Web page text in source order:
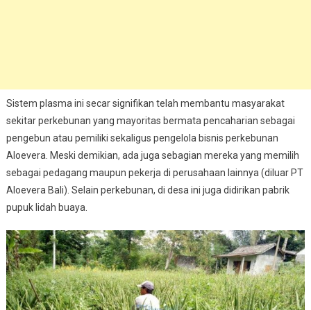
Sistem plasma ini secar signifikan telah membantu masyarakat
sekitar perkebunan yang mayoritas bermata pencaharian sebagai
pengebun atau pemiliki sekaligus pengelola bisnis perkebunan
Aloevera. Meski demikian, ada juga sebagian mereka yang memilih
sebagai pedagang maupun pekerja di perusahaan lainnya (diluar PT
Aloevera Bali). Selain perkebunan, di desa ini juga didirikan pabrik
pupuk lidah buaya.